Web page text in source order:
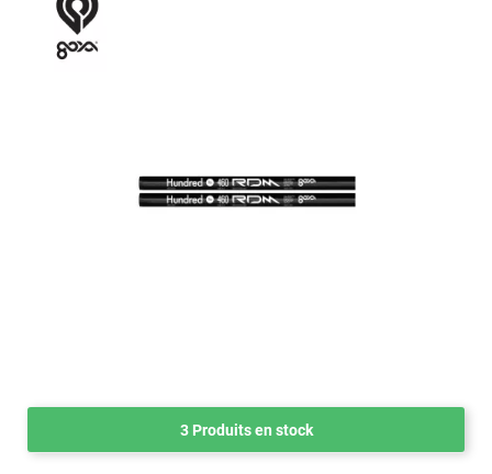
3 Produits en stock